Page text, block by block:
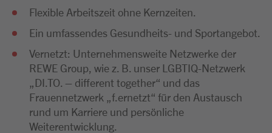
Flexible Arbeitszeit ohne Kernzeiten.
Ein umfassendes Gesundheits- und Sportangebot.
Vernetzt: Unternehmensweite Netzwerke der
REWE Group, wie z. B. unser LGBTIQ-Netzwerk
„DI.TO. – different together“ und das
Frauennetzwerk „f.ernetzt“ für den Austausch
rund um Karriere und persönliche
Weiterentwicklung.